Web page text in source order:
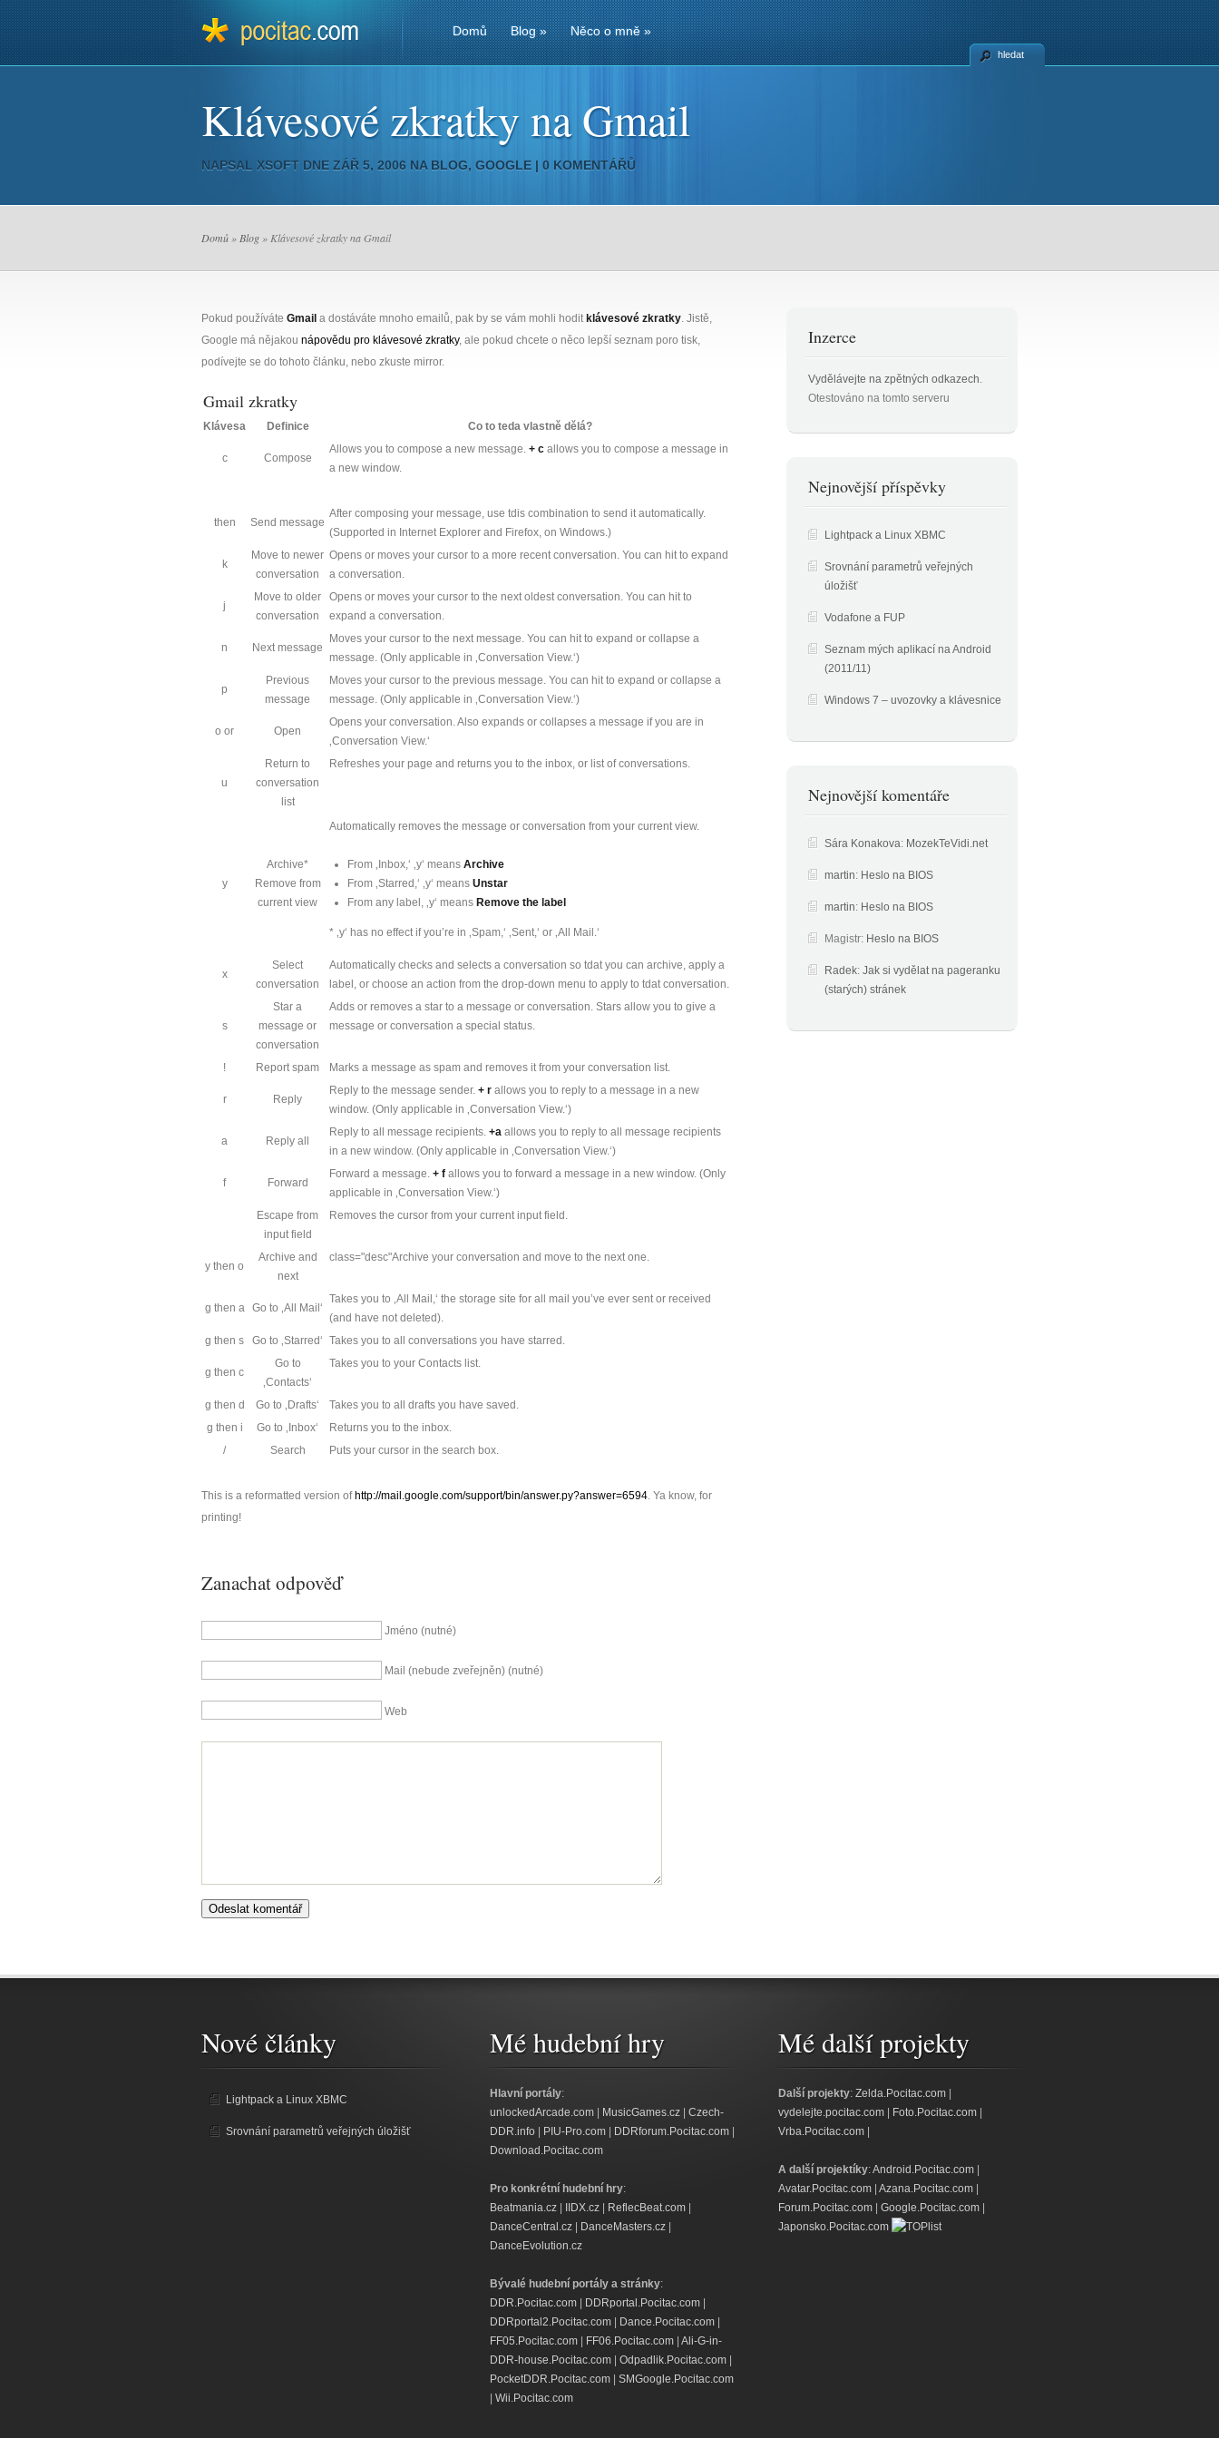
Domů Blog» Něco o mně»
hledat
Klávesové zkratky na Gmail
NAPSAL XSOFT DNE ZÁŘ 5, 2006 NA BLOG, GOOGLE | 0 KOMENTÁŘŮ
Domů » Blog » Klávesové zkratky na Gmail
Pokud používáte Gmail a dostáváte mnoho emailů, pak by se vám mohli hodit klávesové zkratky. Jistě,
Google má nějakou nápovědu pro klávesové zkratky, ale pokud chcete o něco lepší seznam poro tisk,
podívejte se do tohoto článku, nebo zkuste mirror.
Gmail zkratky
Klávesa Definice Co to teda vlastně dělá?
c Compose
Allows you to compose a new message. + c allows you to compose a message in
a new window.
then Send message
After composing your message, use tdis combination to send it automatically.
(Supported in Internet Explorer and Firefox, on Windows.)
k
Move to newer
conversation
Opens or moves your cursor to a more recent conversation. You can hitto expand
a conversation.
j
Move to older
conversation
Opens or moves your cursor to the next oldest conversation. You can hitto
expand a conversation.
n Next message
Moves your cursor to the next message. You can hitto expand or collapse a
message. (Only applicable in ‚Conversation View.‘)
p
Previous
message
Moves your cursor to the previous message. You can hitto expand or collapse a
message. (Only applicable in ‚Conversation View.‘)
o or Open
Opens your conversation. Also expands or collapses a message if you are in
‚Conversation View.‘
u
Return to
conversation
list
Refreshes your page and returns you to the inbox, or list of conversations.
y
Archive*
Remove from
current view
Automatically removes the message or conversation from your current view.
From ‚Inbox,‘ ‚y‘ means Archive
From ‚Starred,‘ ‚y‘ means Unstar
From any label, ‚y‘ means Remove the label
* ‚y‘ has no effect if you’re in ‚Spam,‘ ‚Sent,‘ or ‚All Mail.‘
x
Select
conversation
Automatically checks and selects a conversation so tdat you can archive, apply a
label, or choose an action from the drop-down menu to apply to tdat conversation.
s
Star a
message or
conversation
Adds or removes a star to a message or conversation. Stars allow you to give a
message or conversation a special status.
! Report spam Marks a message as spam and removes it from your conversation list.
r Reply
Reply to the message sender. + r allows you to reply to a message in a new
window. (Only applicable in ‚Conversation View.‘)
a Reply all
Reply to all message recipients. +a allows you to reply to all message recipients
in a new window. (Only applicable in ‚Conversation View.‘)
f Forward
Forward a message. + f allows you to forward a message in a new window. (Only
applicable in ‚Conversation View.‘)
Escape from
input field
Removes the cursor from your current input field.
y then o
Archive and
next
class="desc"Archive your conversation and move to the next one.
g then a Go to ‚All Mail‘
Takes you to ‚All Mail,‘ the storage site for all mail you’ve ever sent or received
(and have not deleted).
g then s
Go to ‚Starred‘ Takes you to all conversations you have starred.
g then c
Go to
‚Contacts‘
Takes you to your Contacts list.
g then d Go to ‚Drafts‘
Takes you to all drafts you have saved.
g then i
Go to ‚Inbox‘
Returns you to the inbox.
/
Search Puts your cursor in the search box.
This is a reformatted version of http://mail.google.com/support/bin/answer.py?answer=6594. Ya know, for
printing!
Zanachat odpověď
Jméno (nutné)
Mail (nebude zveřejněn) (nutné)
Web
Inzerce
Vydělávejte na zpětných odkazech.
Otestováno na tomto serveru
Nejnovější příspěvky
Lightpack a Linux XBMC
Srovnání parametrů veřejných
úložišť
Vodafone a FUP
Seznam mých aplikací na Android
(2011/11)
Windows 7 – uvozovky a klávesnice
Nejnovější komentáře
Sára Konakova: MozekTeVidi.net
martin: Heslo na BIOS
martin: Heslo na BIOS
Magistr: Heslo na BIOS
Radek: Jak si vydělat na pageranku
(starých) stránek
Nové články
Lightpack a Linux XBMC
Srovnání parametrů veřejných úložišť
Mé hudební hry
Hlavní portály:
unlockedArcade.com
MusicGames.cz
Czech-
DDR.info
PIU-Pro.com DDRforum.Pocitac.com
Download.Pocitac.com
Pro konkrétní hudební hry:
Beatmania.cz
IIDX.cz ReflecBeat.com
DanceCentral.cz
DanceMasters.cz
DanceEvolution.cz
Bývalé hudební portály a stránky:
DDR.Pocitac.com
DDRportal.Pocitac.com
DDRportal2.Pocitac.com
Dance.Pocitac.com
FF05.Pocitac.com
FF06.Pocitac.com Ali-G-in-
DDR-house.Pocitac.com
Odpadlik.Pocitac.com
PocketDDR.Pocitac.com
SMGoogle.Pocitac.com
Wii.Pocitac.com
Mé další projekty
Další projekty: Zelda.Pocitac.com
vydelejte.pocitac.com
Foto.Pocitac.com
Vrba.Pocitac.com
A další projektíky:Android.Pocitac.com
Avatar.Pocitac.com Azana.Pocitac.com
Forum.Pocitac.com
Google.Pocitac.com
Japonsko.Pocitac.com